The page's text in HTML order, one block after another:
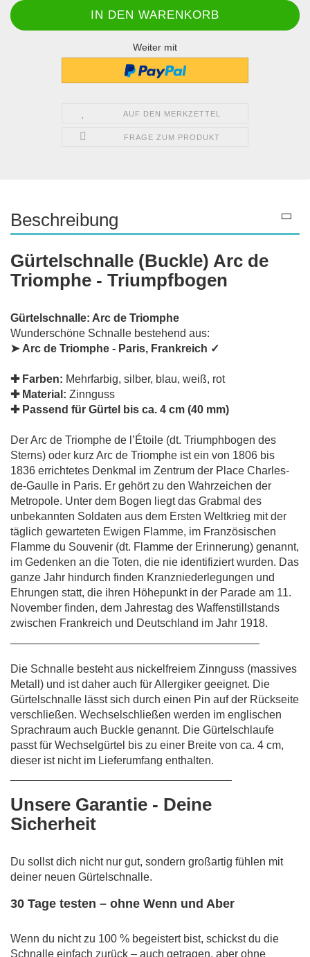
Weiter mit
AUF DEN MERKZETTEL
FRAGE ZUM PRODUKT
Beschreibung
Gürtelschnalle (Buckle) Arc de
Triomphe - Triumpfbogen
Gürtelschnalle: Arc de Triomphe
Wunderschöne Schnalle bestehend aus:
➤ Arc de Triomphe - Paris, Frankreich ✓
✚ Farben: Mehrfarbig, silber, blau, weiß, rot
✚ Material: Zinnguss
✚ Passend für Gürtel bis ca. 4 cm (40 mm)
Der Arc de Triomphe de l’Étoile (dt. Triumphbogen des
Sterns) oder kurz Arc de Triomphe ist ein von 1806 bis
1836 errichtetes Denkmal im Zentrum der Place Charles-
de-Gaulle in Paris. Er gehört zu den Wahrzeichen der
Metropole. Unter dem Bogen liegt das Grabmal des
unbekannten Soldaten aus dem Ersten Weltkrieg mit der
täglich gewarteten Ewigen Flamme, im Französischen
Flamme du Souvenir (dt. Flamme der Erinnerung) genannt,
im Gedenken an die Toten, die nie identifiziert wurden. Das
ganze Jahr hindurch finden Kranzniederlegungen und
Ehrungen statt, die ihren Höhepunkt in der Parade am 11.
November finden, dem Jahrestag des Waffenstillstands
zwischen Frankreich und Deutschland im Jahr 1918.
Die Schnalle besteht aus nickelfreiem Zinnguss (massives
Metall) und ist daher auch für Allergiker geeignet. Die
Gürtelschnalle lässt sich durch einen Pin auf der Rückseite
verschließen. Wechselschließen werden im englischen
Sprachraum auch Buckle genannt. Die Gürtelschlaufe
passt für Wechselgürtel bis zu einer Breite von ca. 4 cm,
dieser ist nicht im Lieferumfang enthalten.
Unsere Garantie - Deine
Sicherheit
Du sollst dich nicht nur gut, sondern großartig fühlen mit
deiner neuen Gürtelschnalle.
30 Tage testen – ohne Wenn und Aber
Wenn du nicht zu 100 % begeistert bist, schickst du die
Schnalle einfach zurück – auch getragen, aber ohne